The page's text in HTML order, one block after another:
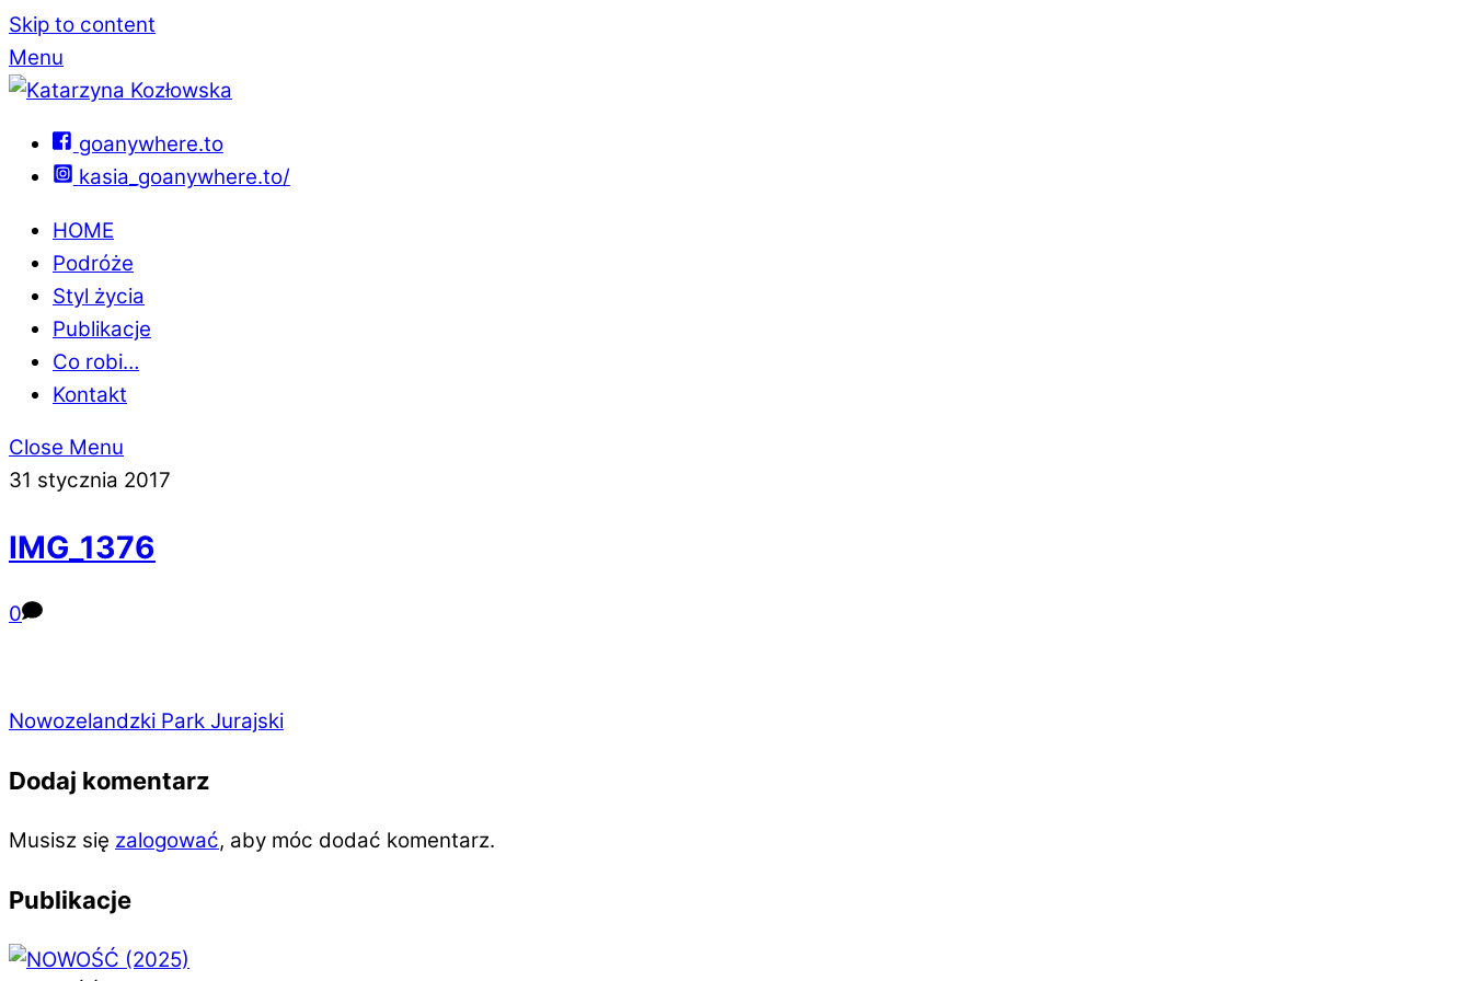
Skip to content
Menu
goanywhere.to
kasia_goanywhere.to/
HOME
Podróże
Styl życia
Publikacje
Co robi…
Kontakt
Close Menu
31 stycznia 2017
IMG_1376
0
Nowozelandzki Park Jurajski
Dodaj komentarz
Musisz się zalogować, aby móc dodać komentarz.
Publikacje